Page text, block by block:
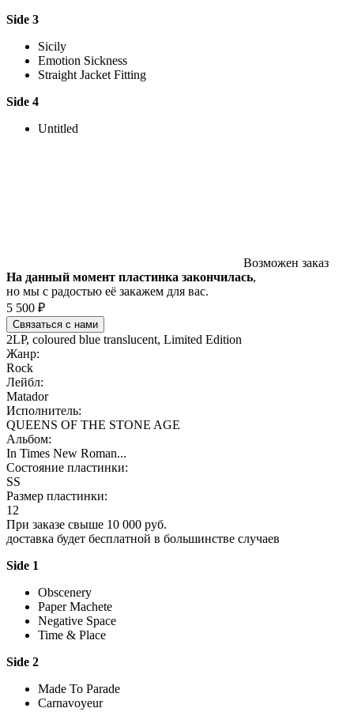
Side 3
Sicily
Emotion Sickness
Straight Jacket Fitting
Side 4
Untitled
Возможен заказ
На данный момент пластинка закончилась,
но мы с радостью её закажем для вас.
5 500 ₽
Связаться с нами
2LP, coloured blue translucent, Limited Edition
Жанр:
Rock
Лейбл:
Matador
Исполнитель:
QUEENS OF THE STONE AGE
Альбом:
In Times New Roman...
Состояние пластинки:
SS
Размер пластинки:
12
При заказе свыше 10 000 руб.
доставка будет бесплатной в большинстве случаев
Side 1
Obscenery
Paper Machete
Negative Space
Time & Place
Side 2
Made To Parade
Carnavoyeur